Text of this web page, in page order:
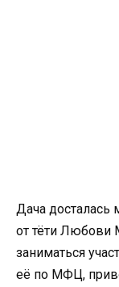
Дача досталась
от тёти Любови
заниматься
её по МФЦ,